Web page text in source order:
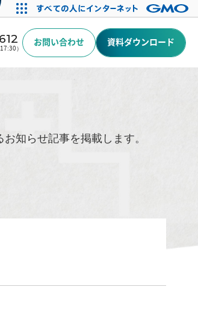
）
お問い合わせ 資料ダウンロード
知らせ記事を掲載します。